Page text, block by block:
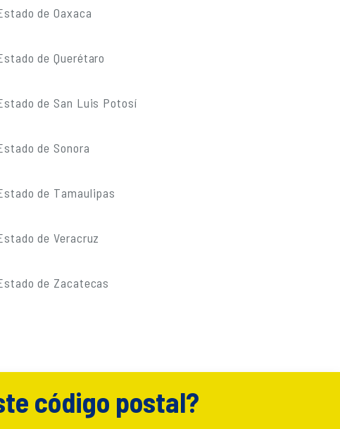
de Oaxaca
de Querétaro
de San Luis Potosí
de Sonora
de Tamaulipas
de Veracruz
de Zacatecas
código postal?